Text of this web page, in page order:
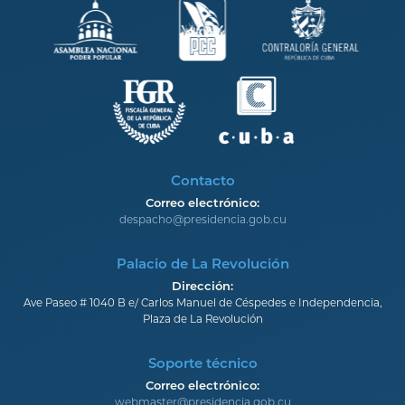
Contacto
Correo electrónico:
despacho@presidencia.gob.cu
Palacio de La Revolución
Dirección:
Ave Paseo # 1040 B e/ Carlos Manuel de Céspedes e Independencia,
Plaza de La Revolución
Soporte técnico
Correo electrónico:
webmaster@presidencia.gob.cu